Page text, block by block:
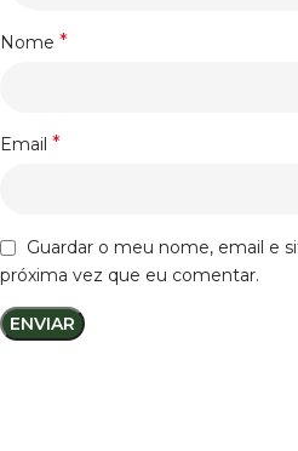
Nome *
Email *
Guardar o meu nome, email e
próxima vez que eu comentar.